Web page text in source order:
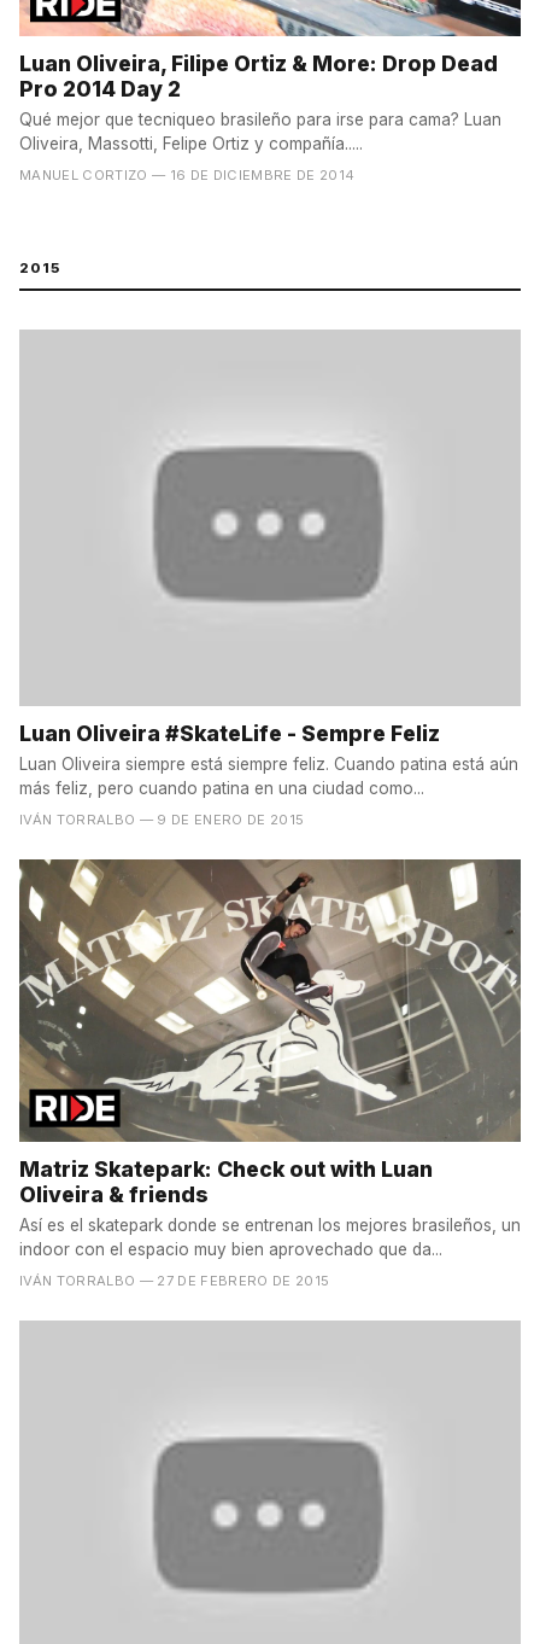
Luan Oliveira, Filipe Ortiz & More: Drop Dead
Pro 2014 Day 2
Qué mejor que tecniqueo brasileño para irse para cama? Luan
Oliveira, Massotti, Felipe Ortiz y compañía.....
MANUEL CORTIZO — 16 DE DICIEMBRE DE 2014
2015
Luan Oliveira #SkateLife - Sempre Feliz
Luan Oliveira siempre está siempre feliz. Cuando patina está aún
más feliz, pero cuando patina en una ciudad como...
IVÁN TORRALBO — 9 DE ENERO DE 2015
Matriz Skatepark: Check out with Luan
Oliveira & friends
Así es el skatepark donde se entrenan los mejores brasileños, un
indoor con el espacio muy bien aprovechado que da...
IVÁN TORRALBO — 27 DE FEBRERO DE 2015